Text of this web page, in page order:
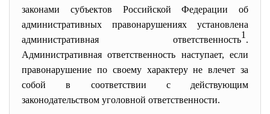
законами субъектов Российской Федерации об
административных правонарушениях установлена
административная ответственность1 .
Административная ответственность наступает, если
правонарушение по своему характеру не влечет за
собой в соответствии с действующим
законодательством уголовной ответственности.